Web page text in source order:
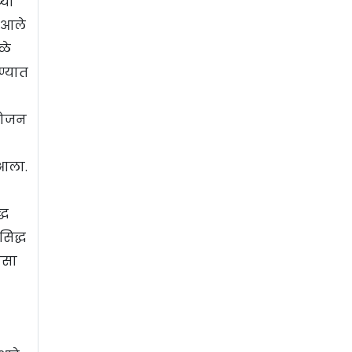
आले